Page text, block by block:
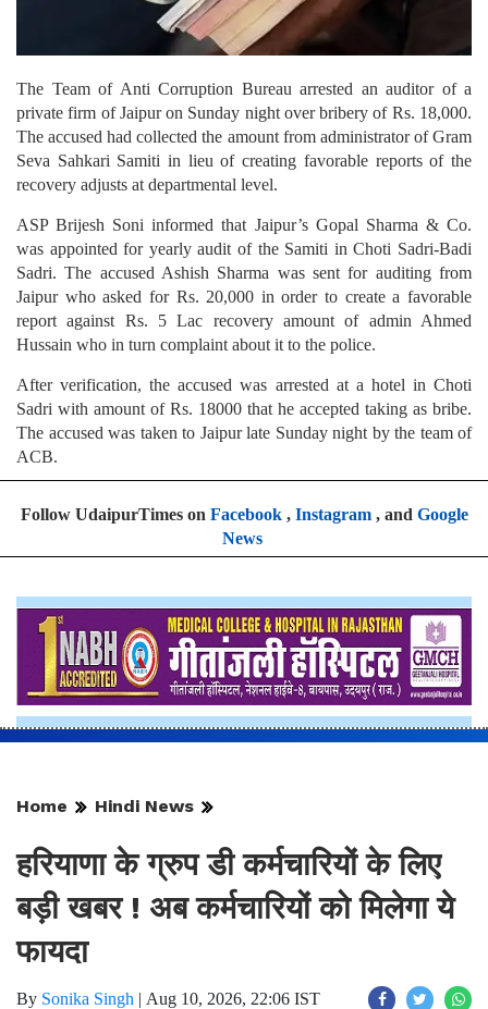
The Team of Anti Corruption Bureau arrested an auditor of a
private firm of Jaipur on Sunday night over bribery of Rs. 18,000.
The accused had collected the amount from administrator of Gram
Seva Sahkari Samiti in lieu of creating favorable reports of the
recovery adjusts at departmental level.
ASP Brijesh Soni informed that Jaipur’s Gopal Sharma & Co.
was appointed for yearly audit of the Samiti in Choti Sadri-Badi
Sadri. The accused Ashish Sharma was sent for auditing from
Jaipur who asked for Rs. 20,000 in order to create a favorable
report against Rs. 5 Lac recovery amount of admin Ahmed
Hussain who in turn complaint about it to the police.
After verification, the accused was arrested at a hotel in Choti
Sadri with amount of Rs. 18000 that he accepted taking as bribe.
The accused was taken to Jaipur late Sunday night by the team of
ACB.
Follow UdaipurTimes on Facebook, Instagram, and Google
News
Home Hindi News
हरियाणा के ग्रुप डी कर्मचारियों के लिए
बड़ी खबर ! अब कर्मचारियों को मिलेगा ये
फायदा
By Sonika Singh | Aug 10, 2026, 22:06 IST